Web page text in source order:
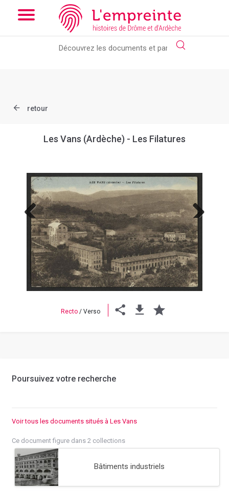
Array ( [slug] => document [ref] => B263626101_CPA187 )
Add the new slick-theme.css if you want the default styling
retour
Les Vans (Ardèche) - Les Filatures
Previous Next
Recto / Verso
Poursuivez votre recherche
Voir tous les documents situés à Les Vans
Ce document figure dans 2 collections
Bâtiments industriels